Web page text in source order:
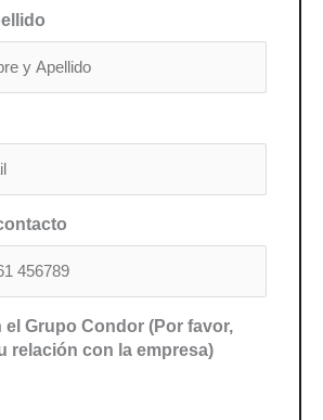
el Grupo Condor (Por favor,
relación con la empresa)